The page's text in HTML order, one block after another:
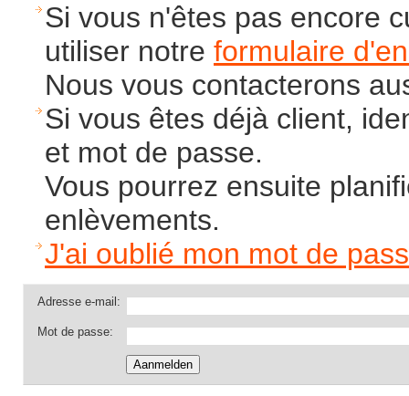
Si vous n'êtes pas encore
utiliser notre formulaire
Nous vous contacterons
Si vous êtes déjà client,
et mot de passe.
Vous pourrez ensuite
enlèvements.
J'ai oublié mon mot de
Adresse e-mail:
Mot de passe: